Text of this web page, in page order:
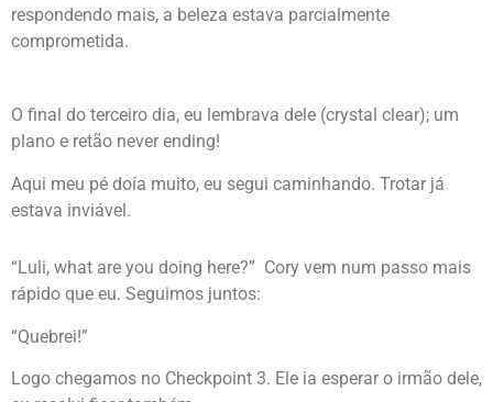
respondendo mais, a beleza estava parcialmente
comprometida.
O final do terceiro dia, eu lembrava dele (crystal clear); um
plano e retão never ending!
Aqui meu pé doía muito, eu segui caminhando. Trotar já
estava inviável.
“Luli, what are you doing here?” Cory vem num passo mais
rápido que eu. Seguimos juntos:
“Quebrei!”
Logo chegamos no Checkpoint 3. Ele ia esperar o irmão dele,